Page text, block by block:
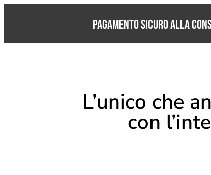
Pagamento Sicuro alla
L’unico che
con